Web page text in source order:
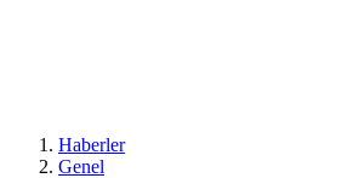
Haberler
Genel